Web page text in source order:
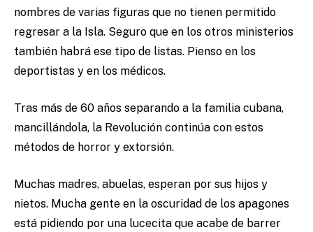
nombres de varias figuras que no tienen permitido
regresar a la Isla. Seguro que en los otros ministerios
también habrá ese tipo de listas. Pienso en los
deportistas y en los médicos.
Tras más de 60 años separando a la familia cubana,
mancillándola, la Revolución continúa con estos
métodos de horror y extorsión.
Muchas madres, abuelas, esperan por sus hijos y
nietos. Mucha gente en la oscuridad de los apagones
está pidiendo por una lucecita que acabe de barrer